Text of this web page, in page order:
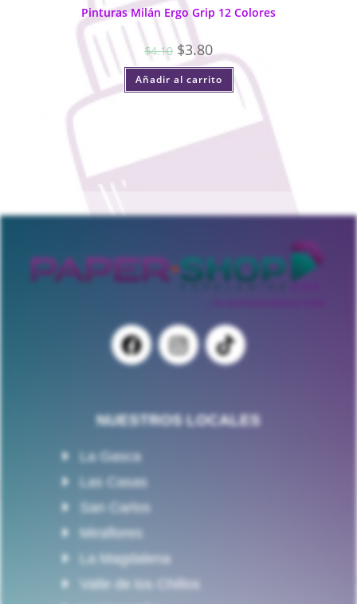
Pinturas Milán Ergo Grip 12 Colores
$4.10 $3.80
Añadir al carrito
NUESTROS LOCALES
La Gasca
Las Casas
San Carlos
Miraflores
La Magdalena
Valle de los Chillos